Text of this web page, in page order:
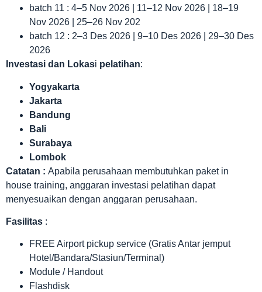
batch 11 : 4–5 Nov 2026 | 11–12 Nov 2026 | 18–19
Nov 2026 | 25–26 Nov 202
batch 12 : 2–3 Des 2026 | 9–10 Des 2026 | 29–30 Des
2026
Investasi dan Lokasi pelatihan:
Yogyakarta
Jakarta
Bandung
Bali
Surabaya
Lombok
Catatan : Apabila perusahaan membutuhkan paket in
house training, anggaran investasi pelatihan dapat
menyesuaikan dengan anggaran perusahaan.
Fasilitas :
FREE Airport pickup service (Gratis Antar jemput
Hotel/Bandara/Stasiun/Terminal)
Module / Handout
Flashdisk